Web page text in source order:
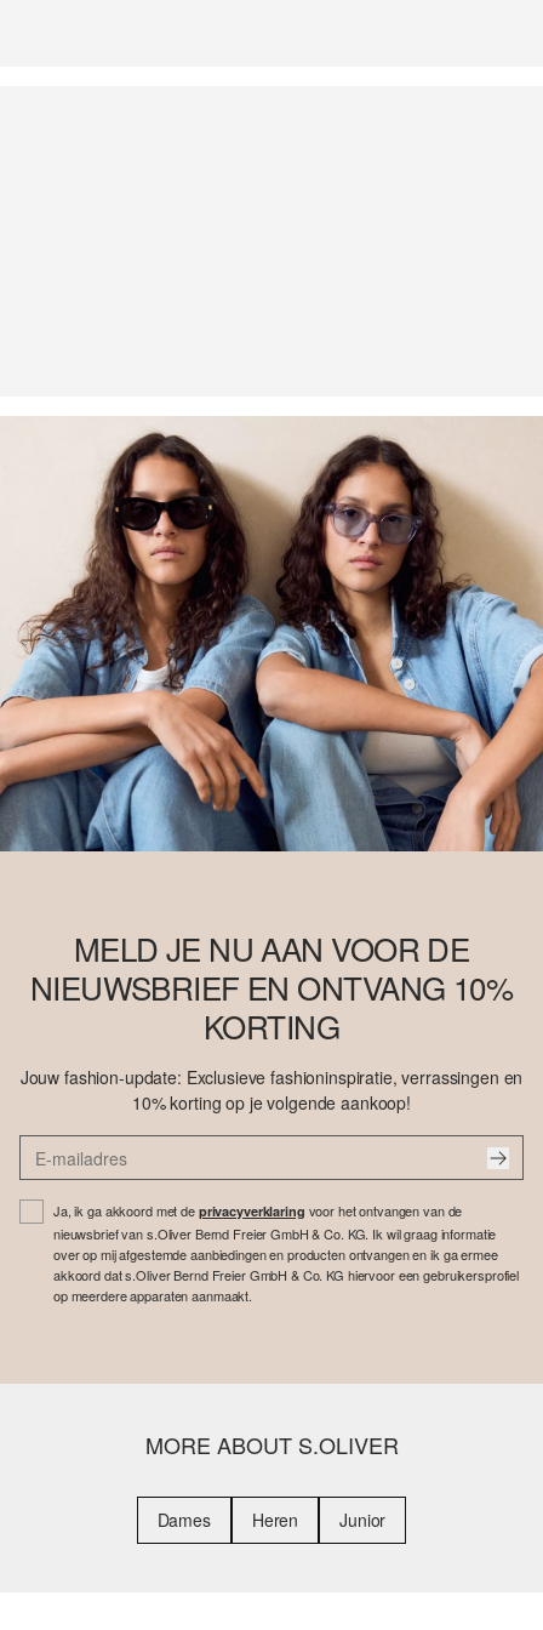
MELD JE NU AAN VOOR DE
NIEUWSBRIEF EN ONTVANG 10%
KORTING
Jouw fashion-update: Exclusieve fashioninspiratie, verrassingen en
10% korting op je volgende aankoop!
Ja, ik ga akkoord met de privacyverklaring voor het ontvangen van de
nieuwsbrief van s.Oliver Bernd Freier GmbH & Co. KG. Ik wil graag informatie
over op mij afgestemde aanbiedingen en producten ontvangen en ik ga ermee
akkoord dat s.Oliver Bernd Freier GmbH & Co. KG hiervoor een gebruikersprofiel
op meerdere apparaten aanmaakt.
MORE ABOUT S.OLIVER
Dames Heren Junior